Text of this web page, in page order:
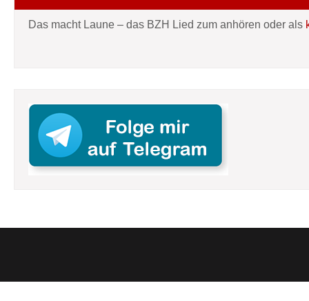
Das macht Laune – das BZH Lied zum anhören oder als